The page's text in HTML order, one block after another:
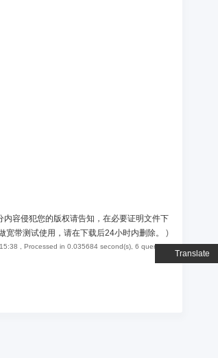
Translate
容侵犯您的版权请告知，在必要证明文件下
带测试使用，请在下载后24小时内删除。
)
, Processed in 0.035684 second(s), 6 queries .